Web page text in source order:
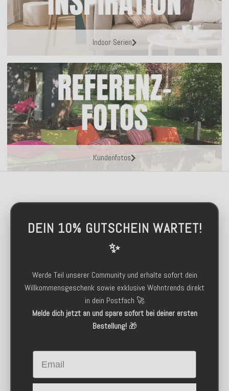
Indoor Serien
Kundenfotos
DEIN 10% GUTSCHEIN WARTET!
✨
Werde Teil unserer Community und erhalte sofort dein
Willkommensgeschenk sowie exklusive Wohntrends direkt
in dein Postfach 🚀
Melde dich jetzt an und spare sofort bei deiner ersten
Bestellung!🎁
Email